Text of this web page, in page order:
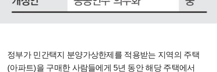
정부가 민간택지 분양가상한제를 적용받는 지역의 주택
(아파트)을 구매한 사람들에게 5년 동안 해당 주택에서